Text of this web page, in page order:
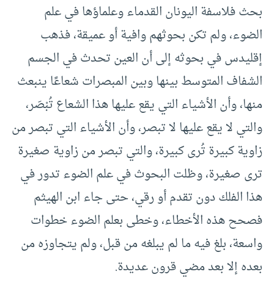
بحث فلاسفة اليونان القدماء وعلماؤها في علم
الضوء، ولم تكن بحوثهم وافية أو عميقة، فذهب
إقليدس في بحوثه إلى أن العين تحدث في الجسم
الشفاف المتوسط بينها وبين المبصرات شعاعًا ينبعث
منها، وأن الأشياء التي يقع عليها هذا الشعاع تُبْصَر،
والتي لا يقع عليها لا تبصر، وأن الأشياء التي تبصر من
زاوية كبيرة تُرى كبيرة، والتي تبصر من زاوية صغيرة
ترى صغيرة، وظلت البحوث في علم الضوء تدور في
هذا الفلك دون تقدم أو رقي، حتى جاء ابن الهيثم
فصحح هذه الأخطاء، وخطى بعلم الضوء خطوات
واسعة، بلغ فيه ما لم يبلغه من قبل، ولم يتجاوزه من
بعده إلا بعد مضي قرون عديدة.